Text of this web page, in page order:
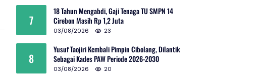
7
18 Tahun Mengabdi, Gaji Tenaga TU SMPN 14
Cirebon Masih Rp 1,2 Juta
03/08/2026 23
8
Yusuf Taojiri Kembali Pimpin Cibolang, Dilantik
Sebagai Kades PAW Periode 2026-2030
03/08/2026 20